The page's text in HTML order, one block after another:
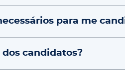
para me
dos candidatos?